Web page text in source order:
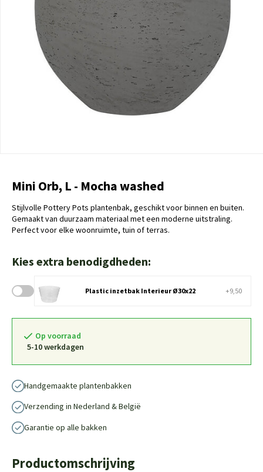
Mini Orb, L - Mocha washed
Stijlvolle Pottery Pots plantenbak, geschikt voor binnen en buiten.
Gemaakt van duurzaam materiaal met een moderne uitstraling.
Perfect voor elke woonruimte, tuin of terras.
Kies extra benodigdheden:
Plastic inzetbak Interieur Ø30x22 +9,50
Op voorraad
5-10 werkdagen
Handgemaakte plantenbakken
Verzending in Nederland & België
Garantie op alle bakken
Productomschrijving